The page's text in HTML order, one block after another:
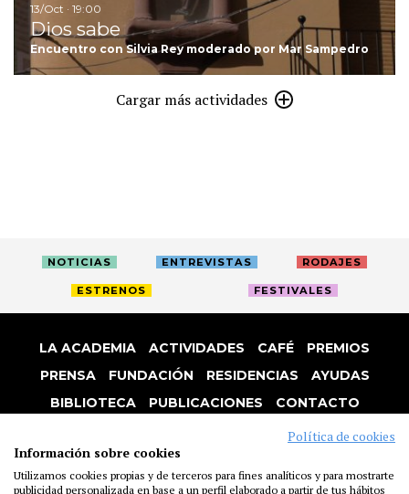
13/Oct · 19:00
Dios sabe
Encuentro con Silvia Rey moderado por Mar Sampedro
Cargar más actividades
Política de cookies
Información sobre cookies
Utilizamos cookies propias y de terceros para fines analíticos y para mostrarte
publicidad personalizada en base a un perfil elaborado a partir de tus hábitos
NOTICIAS ENTREVISTAS RODAJES
ESTRENOS FESTIVALES
LA ACADEMIA ACTIVIDADES CAFÉ
PREMIOS
PRENSA
FUNDACIÓN RESIDENCIAS
AYUDAS
BIBLIOTECA
PUBLICACIONES
CONTACTO
COOKIES